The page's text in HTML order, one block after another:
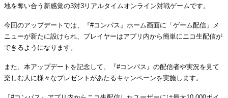
地を奪い合う新感覚の3対3リアルタイムオンライン対戦ゲームです。
今回のアップデートでは、『#コンパス』ホーム画面に「ゲーム配信」メ
ニューが新たに設けられ、プレイヤーはアプリ内から簡単にニコ生配信が
できるようになります。
また、本アップデートを記念して、『#コンパス』の配信者や実況を見て
楽しむ人に様々なプレゼントがあたるキャンペーンを実施します。